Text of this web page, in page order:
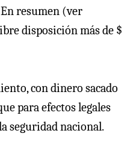
resumen (ver
disposición más de $
con dinero sacado
para efectos legales
seguridad nacional.